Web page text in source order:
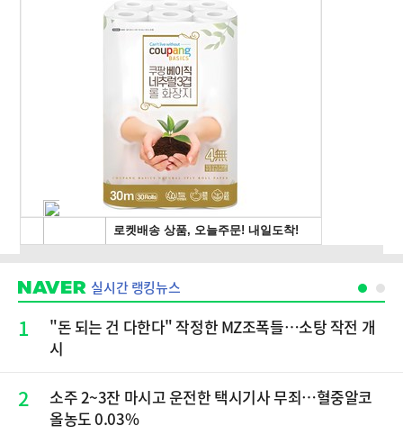
실시간 랭킹뉴스
1
"돈 되는 건 다한다" 작정한 MZ조폭들…소탕 작전 개
시
2
소주 2~3잔 마시고 운전한 택시기사 무죄…혈중알코
올농도 0.03%